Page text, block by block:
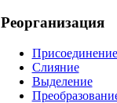
Реорганизация
Присоединение
Слияние
Выделение